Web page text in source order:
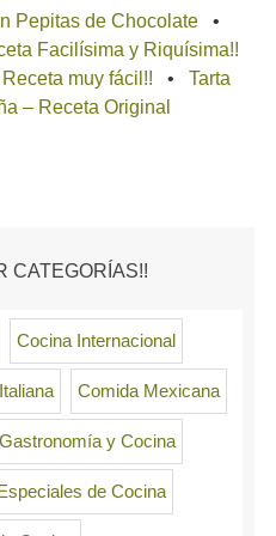
Pepitas de Chocolate
Facilísima y Riquísima!!
muy fácil!!
Tarta
– Receta Original
CATEGORÍAS!!
Cocina Internacional
Comida Mexicana
Gastronomía y Cocina
Especiales de Cocina